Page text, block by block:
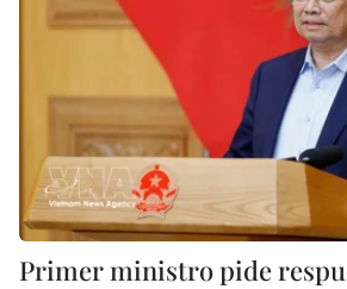
Primer ministro pide